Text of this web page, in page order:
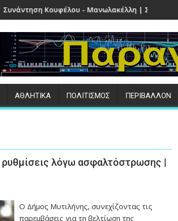
Μανωλακέλλη | Στο επίκεντρο το παλιό
Επιτυχημένες οι
ΑΘΛΗΤΙΚΑ ΠΟΛΙΤΙΣΜΟΣ ΠΕΡΙΒΑΛΛΟΝ
λόγω ασφαλτόστρωσης |
Ο Δήμος Μυτιλήνης, συνεχίζοντας τις
παρεμβάσεις για τη βελτίωση της